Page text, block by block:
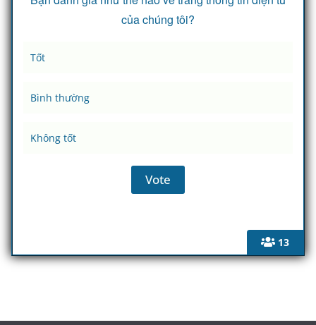
13
của chúng tôi?
Tốt
Bình thường
Không tốt